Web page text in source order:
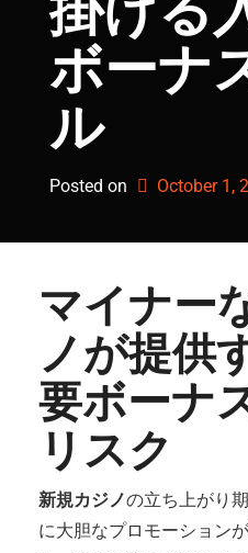
ボーナ
ル
Posted on October 1,
マイナー
ノが提供
要ボーナ
リスク
新規カジノの立ち上がり
に大胆なプロモーション